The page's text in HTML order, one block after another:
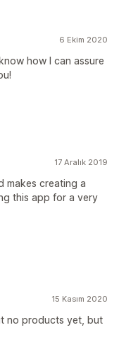
6 Ekim 2020
how I can assure
17 Aralık 2019
makes creating a
this app for a very
15 Kasım 2020
no products yet, but